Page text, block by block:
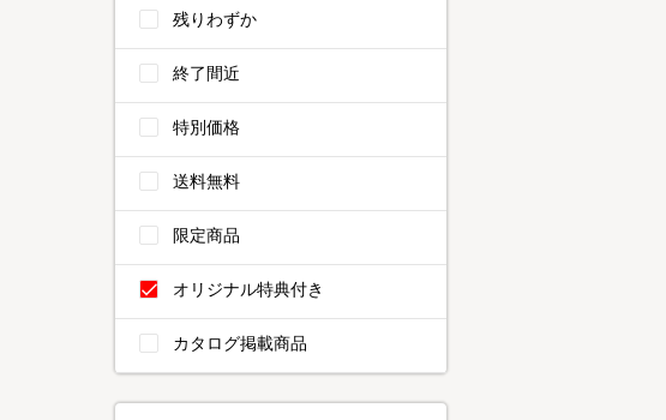
残りわずか
終了間近
特別価格
送料無料
限定商品
オリジナル特典付き
カタログ掲載商品